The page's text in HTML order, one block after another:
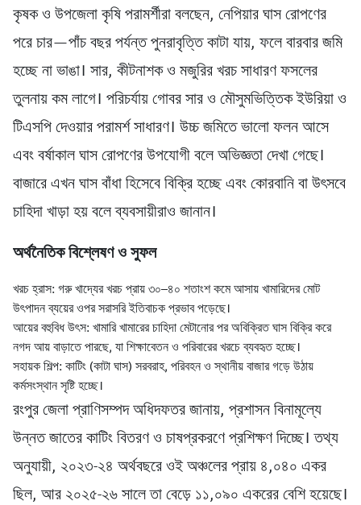
কৃষক ও উপজেলা কৃষি পরামর্শীরা বলছেন, নেপিয়ার ঘাস রোপণের
পরে চার—পাঁচ বছর পর্যন্ত পুনরাবৃত্তি কাটা যায়, ফলে বারবার জমি
হচ্ছে না ভাঙা। সার, কীটনাশক ও মজুরির খরচ সাধারণ ফসলের
তুলনায় কম লাগে। পরিচর্যায় গোবর সার ও মৌসুমভিত্তিক ইউরিয়া ও
টিএসপি দেওয়ার পরামর্শ সাধারণ। উচ্চ জমিতে ভালো ফলন আসে
এবং বর্ষাকাল ঘাস রোপণের উপযোগী বলে অভিজ্ঞতা দেখা গেছে।
বাজারে এখন ঘাস বাঁধা হিসেবে বিক্রি হচ্ছে এবং কোরবানি বা উৎসবে
চাহিদা খাড়া হয় বলে ব্যবসায়ীরাও জানান।
অর্থনৈতিক বিশ্লেষণ ও সুফল
খরচ হ্রাস: গরু খাদ্যের খরচ প্রায় ৩০–৪০ শতাংশ কমে আসায় খামারিদের মোট
উৎপাদন ব্যয়ের ওপর সরাসরি ইতিবাচক প্রভাব পড়েছে।
আয়ের বহুবিধ উৎস: খামারি খামারের চাহিদা মেটানোর পর অবিক্রিত ঘাস বিক্রি করে
নগদ আয় বাড়াতে পারছে, যা শিক্ষাবেতন ও পরিবারের খরচে ব্যবহৃত হচ্ছে।
সহায়ক শিল্প: কাটিং (কাটা ঘাস) সরবরাহ, পরিবহন ও স্থানীয় বাজার গড়ে উঠায়
কর্মসংস্থান সৃষ্টি হচ্ছে।
রংপুর জেলা প্রাণিসম্পদ অধিদফতর জানায়, প্রশাসন বিনামূল্যে
উন্নত জাতের কাটিং বিতরণ ও চাষপ্রকরণে প্রশিক্ষণ দিচ্ছে। তথ্য
অনুযায়ী, ২০২৩-২৪ অর্থবছরে ওই অঞ্চলের প্রায় ৪,০৪০ একর
ছিল, আর ২০২৫-২৬ সালে তা বেড়ে ১১,০৯০ একরের বেশি হয়েছে।